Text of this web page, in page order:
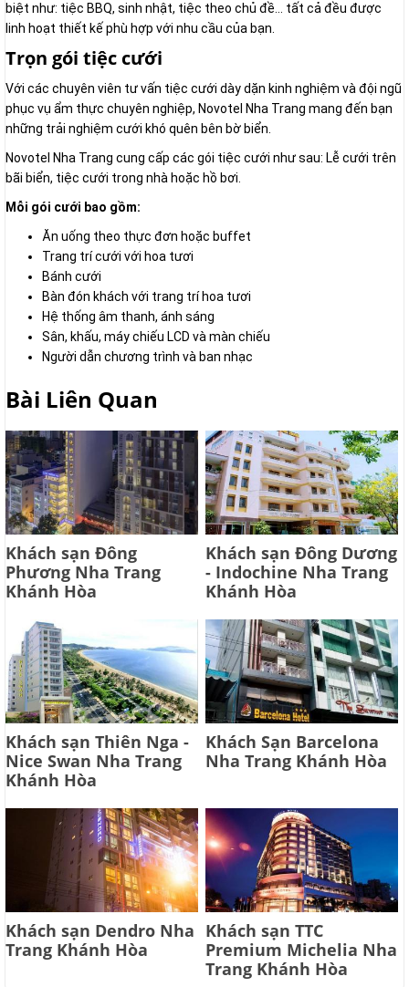
biệt như: tiệc BBQ, sinh nhật, tiệc theo chủ đề… tất cả đều được
linh hoạt thiết kế phù hợp với nhu cầu của bạn.
Trọn gói tiệc cưới
Với các chuyên viên tư vấn tiệc cưới dày dặn kinh nghiệm và đội ngũ
phục vụ ẩm thực chuyên nghiệp, Novotel Nha Trang mang đến bạn
những trải nghiệm cưới khó quên bên bờ biển.
Novotel Nha Trang cung cấp các gói tiệc cưới như sau: Lễ cưới trên
bãi biển, tiệc cưới trong nhà hoặc hồ bơi.
Mỗi gói cưới bao gồm:
Ăn uống theo thực đơn hoặc buffet
Trang trí cưới với hoa tươi
Bánh cưới
Bàn đón khách với trang trí hoa tươi
Hệ thống âm thanh, ánh sáng
Sân, khấu, máy chiếu LCD và màn chiếu
Người dẫn chương trình và ban nhạc
Bài Liên Quan
Khách sạn Đông
Phương Nha Trang
Khánh Hòa
Khách sạn Đông Dương
- Indochine Nha Trang
Khánh Hòa
Khách sạn Thiên Nga -
Nice Swan Nha Trang
Khánh Hòa
Khách Sạn Barcelona
Nha Trang Khánh Hòa
Khách sạn Dendro Nha
Trang Khánh Hòa
Khách sạn TTC
Premium Michelia Nha
Trang Khánh Hòa